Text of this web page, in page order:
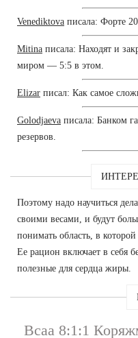
Venediktova писала: Форте
Mitina писала: Находят и
миром — 5:5 в этом.
Elizar писал: Как самое
Golodjaeva писала: Банком
резервов.
Поэтому надо научиться
своими весами, и будут
понимать область, в которой
Ее рацион включает в себя
полезные для сердца жиры.
Bcaa 8:1:1